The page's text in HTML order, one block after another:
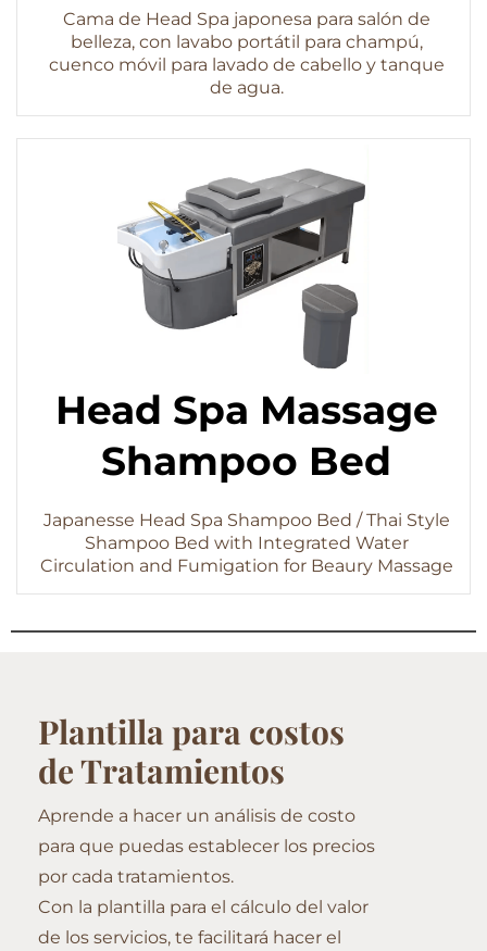
Cama de Head Spa japonesa para salón de
belleza, con lavabo portátil para champú,
cuenco móvil para lavado de cabello y tanque
de agua.
Head Spa Massage
Shampoo Bed
Japanesse Head Spa Shampoo Bed / Thai Style
Shampoo Bed with Integrated Water
Circulation and Fumigation for Beaury Massage
Plantilla para costos
de Tratamientos
Aprende a hacer un análisis de costo
para que puedas establecer los precios
por cada tratamientos.
Con la plantilla para el cálculo del valor
de los servicios, te facilitará hacer el